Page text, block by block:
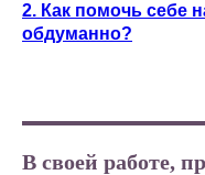
2. Как помочь себе
обдуманно?
В своей работе,